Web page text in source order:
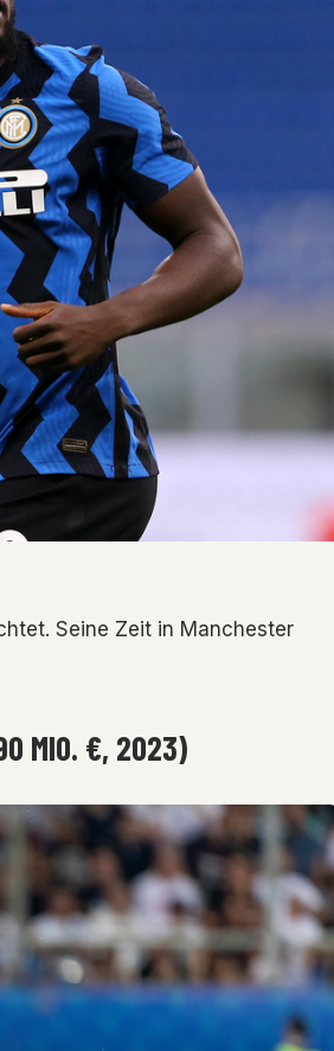
Seine Zeit in Manchester
MIO. €, 2023)